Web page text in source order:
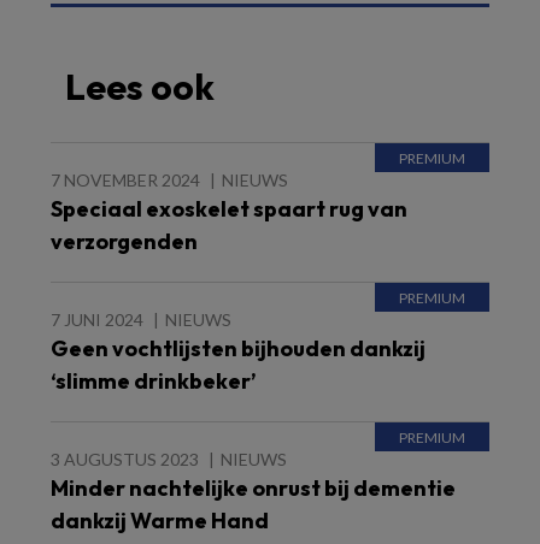
Lees ook
7 NOVEMBER 2024 NIEUWS
Speciaal exoskelet spaart rug van
verzorgenden
7 JUNI 2024 NIEUWS
Geen vochtlijsten bijhouden dankzij
‘slimme drinkbeker’
3 AUGUSTUS 2023 NIEUWS
Minder nachtelijke onrust bij dementie
dankzij Warme Hand